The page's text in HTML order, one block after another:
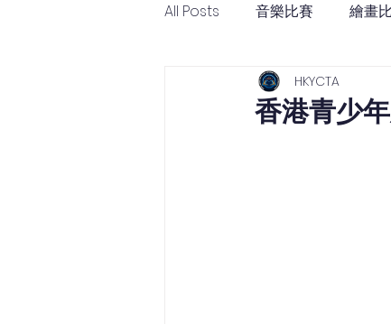
All Posts 音樂比賽 繪畫
跳舞比賽
香港青少
HKYCTA